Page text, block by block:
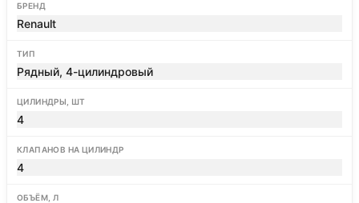
БРЕНД
Renault
ТИП
Рядный, 4-цилиндровый
ЦИЛИНДРЫ, ШТ
4
КЛАПАНОВ НА ЦИЛИНДР
4
ОБЪЁМ, Л